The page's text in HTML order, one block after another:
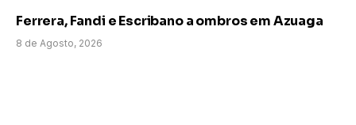
Ferrera, Fandi e Escribano a ombros em Azuaga
8 de Agosto, 2026